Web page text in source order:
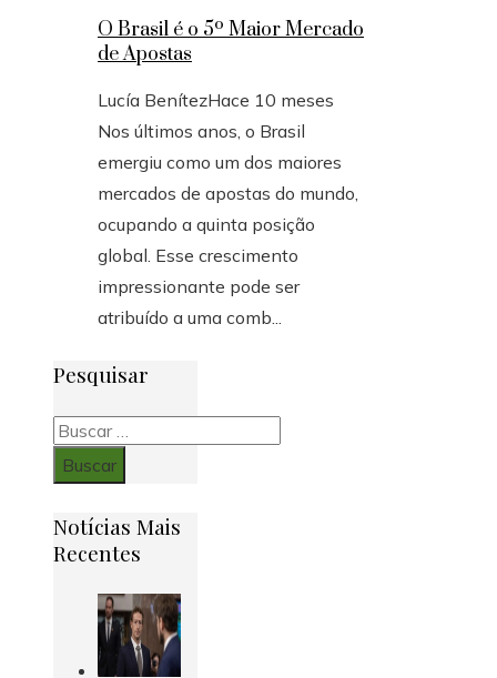
O Brasil é o 5º Maior Mercado
de Apostas
Lucía BenítezHace 10 meses
Nos últimos anos, o Brasil
emergiu como um dos maiores
mercados de apostas do mundo,
ocupando a quinta posição
global. Esse crescimento
impressionante pode ser
atribuído a uma comb...
Pesquisar
Buscar:
Notícias Mais
Recentes